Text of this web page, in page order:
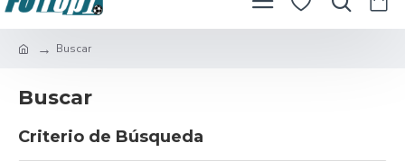
Buscar
Buscar
Criterio de Búsqueda